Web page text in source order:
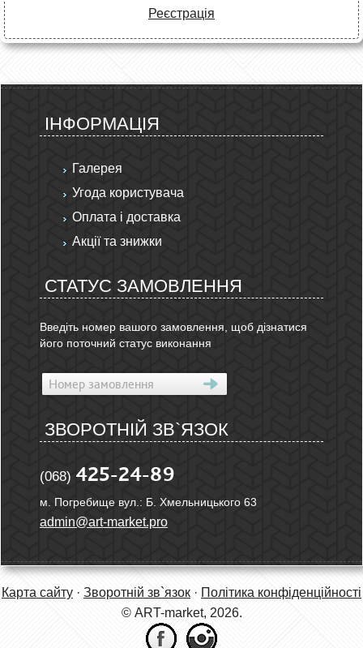
Реєстрація
ІНФОРМАЦІЯ
Галерея
Угода користувача
Оплата і доставка
Акції та знижки
СТАТУС ЗАМОВЛЕННЯ
Введіть номер вашого замовлення, щоб дізнатися
його поточний статус виконання
ЗВОРОТНІЙ ЗВ`ЯЗОК
(068) 425-24-89
м. Погребище вул.: Б. Хмельницького 63
admin@art-market.pro
Карта сайту · Зворотній зв`язок · Політика конфіденційності
© ART-market, 2026.